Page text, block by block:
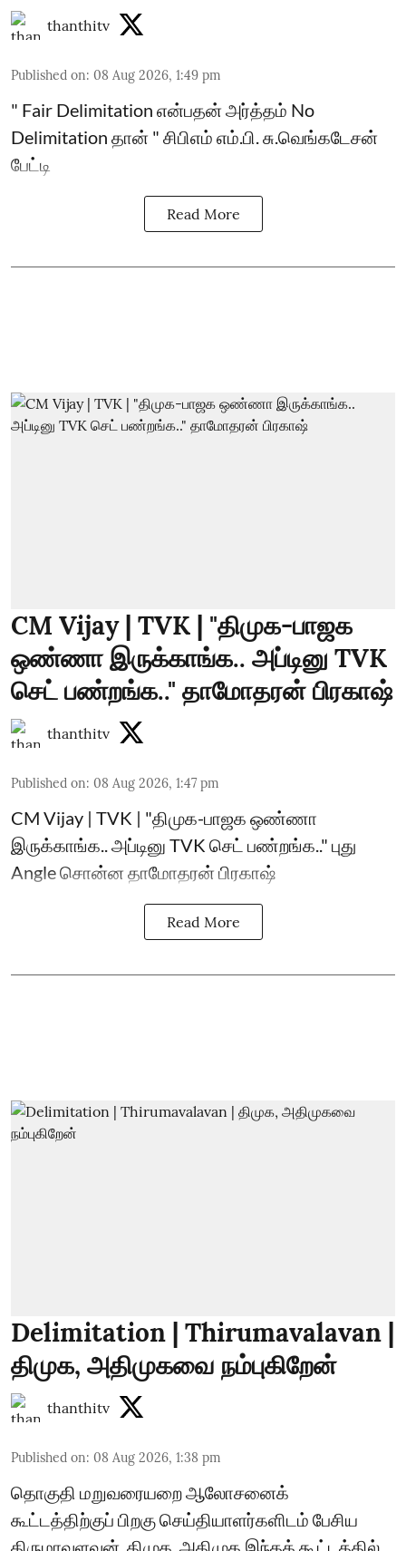
thanthitv
Published on: 08 Aug 2026, 1:49 pm
" Fair Delimitation என்பதன் அர்த்தம் No
Delimitation தான் " சிபிஎம் எம்.பி. சு.வெங்கடேசன்
பேட்டி
Read More
CM Vijay | TVK | "திமுக-பாஜக
ஒண்ணா இருக்காங்க.. அப்டினு TVK
செட் பண்றங்க.." தாமோதரன் பிரகாஷ்
thanthitv
Published on: 08 Aug 2026, 1:47 pm
CM Vijay | TVK | "திமுக-பாஜக ஒண்ணா
இருக்காங்க.. அப்டினு TVK செட் பண்றங்க.." புது
Angle சொன்ன தாமோதரன் பிரகாஷ்
Read More
Delimitation | Thirumavalavan |
திமுக, அதிமுகவை நம்புகிறேன்
thanthitv
Published on: 08 Aug 2026, 1:38 pm
தொகுதி மறுவரையறை ஆலோசனைக்
கூட்டத்திற்குப் பிறகு செய்தியாளர்களிடம் பேசிய
திருமாவளவன், திமுக, அதிமுக இந்தக் கூட்டத்தில்